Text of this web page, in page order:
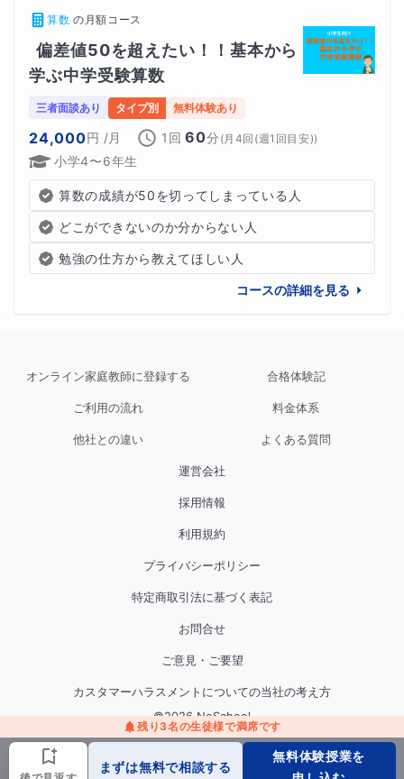
算数 の 月額コース
偏差値50を超えたい！！基本から
学ぶ中学受験算数
三者面談あり タイプ別 無料体験あり
24,000円 /月 1回 60分 (月4回(週1回目安))
小学4〜6年生
算数の成績が50を切ってしまっている人
どこができないのか分からない人
勉強の仕方から教えてほしい人
コースの詳細を見る
残り3名の生徒様で満席です
まずは無料で相談する
無料体験授業を
オンライン家庭教師に登録する 合格体験記
ご利用の流れ 料金体系
他社との違い よくある質問
運営会社
採用情報
利用規約
プライバシーポリシー
特定商取引法に基づく表記
お問合せ
ご意見・ご要望
カスタマーハラスメントについての当社の考え方
©2026NoSchool